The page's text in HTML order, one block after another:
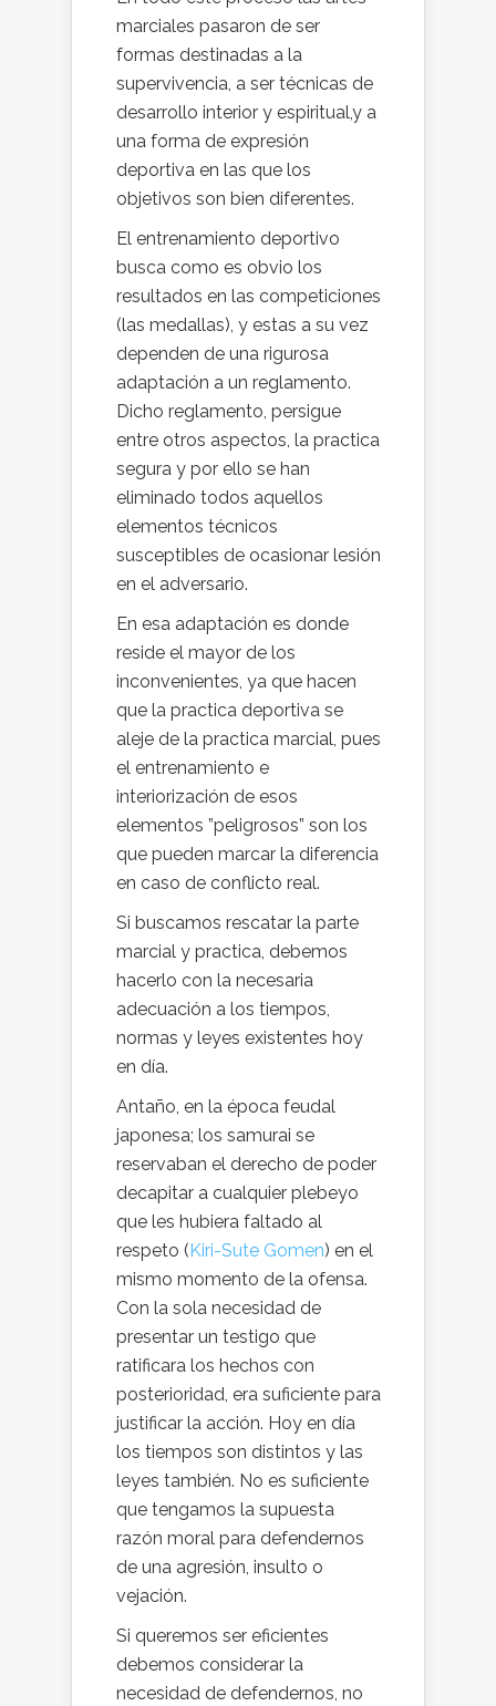
marciales pasaron de ser
formas destinadas a la
supervivencia, a ser técnicas de
desarrollo interior y espiritual,y a
una forma de expresión
deportiva en las que los
objetivos son bien diferentes.
El entrenamiento deportivo
busca como es obvio los
resultados en las competiciones
(las medallas), y estas a su vez
dependen de una rigurosa
adaptación a un reglamento.
Dicho reglamento, persigue
entre otros aspectos, la practica
segura y por ello se han
eliminado todos aquellos
elementos técnicos
susceptibles de ocasionar lesión
en el adversario.
En esa adaptación es donde
reside el mayor de los
inconvenientes, ya que hacen
que la practica deportiva se
aleje de la practica marcial, pues
el entrenamiento e
interiorización de esos
elementos ”peligrosos” son los
que pueden marcar la diferencia
en caso de conflicto real.
Si buscamos rescatar la parte
marcial y practica, debemos
hacerlo con la necesaria
adecuación a los tiempos,
normas y leyes existentes hoy
en día.
Antaño, en la época feudal
japonesa; los samurai se
reservaban el derecho de poder
decapitar a cualquier plebeyo
que les hubiera faltado al
respeto (Kiri-Sute Gomen) en el
mismo momento de la ofensa.
Con la sola necesidad de
presentar un testigo que
ratificara los hechos con
posterioridad, era suficiente para
justificar la acción. Hoy en día
los tiempos son distintos y las
leyes también. No es suficiente
que tengamos la supuesta
razón moral para defendernos
de una agresión, insulto o
vejación.
Si queremos ser eficientes
debemos considerar la
necesidad de defendernos, no